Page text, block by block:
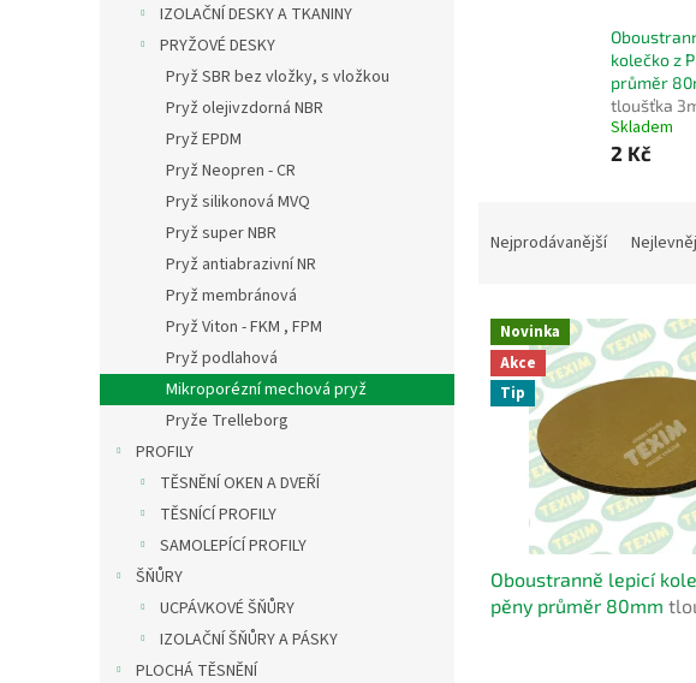
IZOLAČNÍ DESKY A TKANINY
PRYŽOVÉ DESKY
Pryž SBR bez vložky, s vložkou
Pryž olejivzdorná NBR
Pryž EPDM
Pryž Neopren - CR
Pryž silikonová MVQ
Pryž super NBR
Pryž antiabrazivní NR
Pryž membránová
Pryž Viton - FKM , FPM
Pryž podlahová
Mikroporézní mechová pryž
Pryže Trelleborg
PROFILY
TĚSNĚNÍ OKEN A DVEŘÍ
TĚSNÍCÍ PROFILY
SAMOLEPÍCÍ PROFILY
ŠŇŮRY
UCPÁVKOVÉ ŠŇŮRY
IZOLAČNÍ ŠŇŮRY A PÁSKY
PLOCHÁ TĚSNĚNÍ
kolečko z
průměr
tloušťka
Skladem
2 Kč
n
p
Nejprodávanější
V
p
Novinka
Akce
Tip
Oboustranně lepicí
pěny průměr 80mm